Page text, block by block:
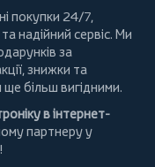
покупки 24/7,
надійний сервіс. Ми
за
, знижки та
ще більш вигідними.
в інтернет-
партнеру у